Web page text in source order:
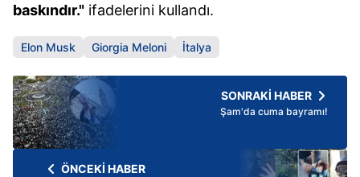
baskındır." ifadelerini kullandı.
Elon Musk Giorgia Meloni İtalya
SONRAKİ HABER
Şam'da cuma bayramı!
ÖNCEKİ HABER